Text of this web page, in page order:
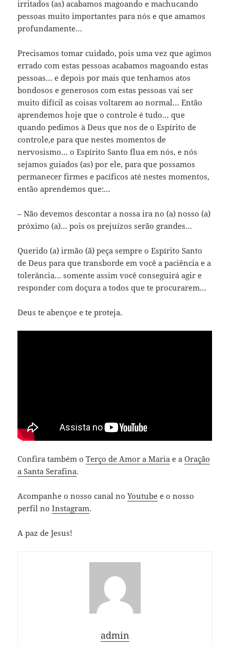
irritados (as) acabamos magoando e machucando
pessoas muito importantes para nós e que amamos
profundamente…
Precisamos tomar cuidado, pois uma vez que agimos
errado com estas pessoas acabamos magoando estas
pessoas… e depois por mais que tenhamos atos
bondosos e generosos com estas pessoas vai ser
muito difícil as coisas voltarem ao normal… Então
aprendemos hoje que o controle é tudo… que
quando pedimos à Deus que nos de o Espírito de
controle,e para que nestes momentos de
nervosismo… o Espírito Santo flua em nós, e nós
sejamos guiados (as) por ele, para que possamos
permanecer firmes e pacíficos até nestes momentos,
então aprendemos que:…
– Não devemos descontar a nossa ira no (a) nosso (a)
próximo (a)… pois os prejuízos serão grandes…
Querido (a) irmão (ã) peça sempre o Espírito Santo
de Deus para que transborde em você a paciência e a
tolerância… somente assim você conseguirá agir e
responder com doçura a todos que te procurarem…
Deus te abençoe e te proteja.
Confira também oTerço de Amor a Maria e aOração
a Santa Serafina.
Acompanhe o nosso canal noYoutube e o nosso
perfil noInstagram.
A paz de Jesus!
admin